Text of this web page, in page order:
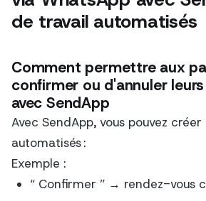
de travail automatisés
Comment permettre aux
confirmer ou d'annuler
avec SendApp
Avec SendApp, vous pouvez créer
automatisés :
Exemple :
“ Confirmer ” → rendez-vous